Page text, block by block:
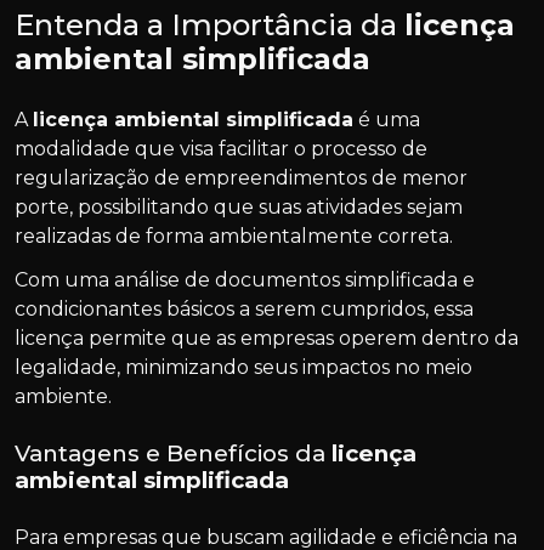
Entenda a Importância da licença
ambiental simplificada
A licença ambiental simplificada é uma
modalidade que visa facilitar o processo de
regularização de empreendimentos de menor
porte, possibilitando que suas atividades sejam
realizadas de forma ambientalmente correta.
Com uma análise de documentos simplificada e
condicionantes básicos a serem cumpridos, essa
licença permite que as empresas operem dentro da
legalidade, minimizando seus impactos no meio
ambiente.
Vantagens e Benefícios da licença
ambiental simplificada
Para empresas que buscam agilidade e eficiência na